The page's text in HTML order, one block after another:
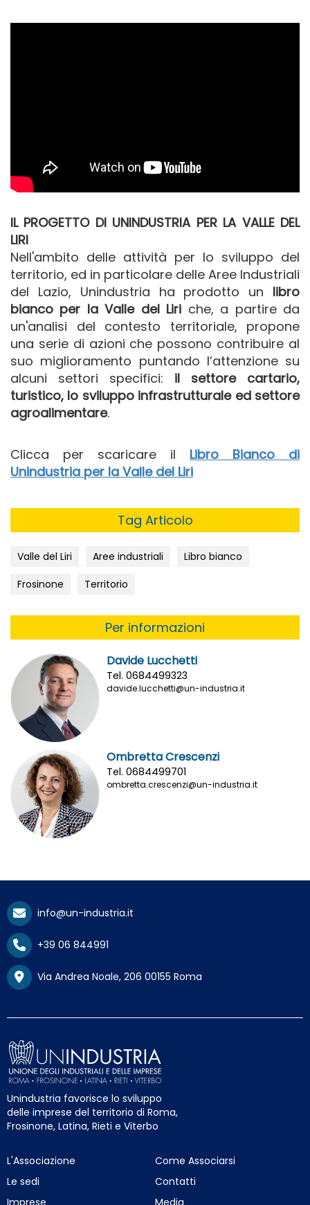
IL PROGETTO DI UNINDUSTRIA PER LA VALLE DEL
LIRI
Nell'ambito delle attività per lo sviluppo del
territorio, ed in particolare delle Aree Industriali
del Lazio, Unindustria ha prodotto un libro
bianco per la Valle del Liri che, a partire da
un'analisi del contesto territoriale, propone
una serie di azioni che possono contribuire al
suo miglioramento puntando l’attenzione su
alcuni settori specifici: il settore cartario,
turistico, lo sviluppo infrastrutturale ed settore
agroalimentare.
Clicca per scaricare il Libro Bianco di
Unindustria per la Valle del Liri
Tag Articolo
Valle del Liri Aree industriali
Libro bianco
Frosinone
Territorio
Per informazioni
Davide Lucchetti
Tel. 0684499323
davide.lucchetti@un-industria.it
Ombretta Crescenzi
Tel. 0684499701
ombretta.crescenzi@un-industria.it
info@un-industria.it
+39 06 844991
Via Andrea Noale, 206 00155 Roma
Unindustria favorisce lo sviluppo
delle imprese del territorio di Roma,
Frosinone, Latina, Rieti e Viterbo
L'Associazione
Le sedi
Come Associarsi
Contatti